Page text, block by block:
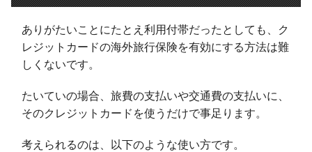
ありがたいことにたとえ利用付帯だったとしても、ク
レジットカードの海外旅行保険を有効にする方法は難
しくないです。
たいていの場合、旅費の支払いや交通費の支払いに、
そのクレジットカードを使うだけで事足ります。
考えられるのは、以下のような使い方です。